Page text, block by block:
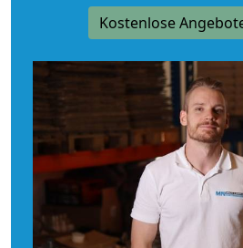
Kostenlose